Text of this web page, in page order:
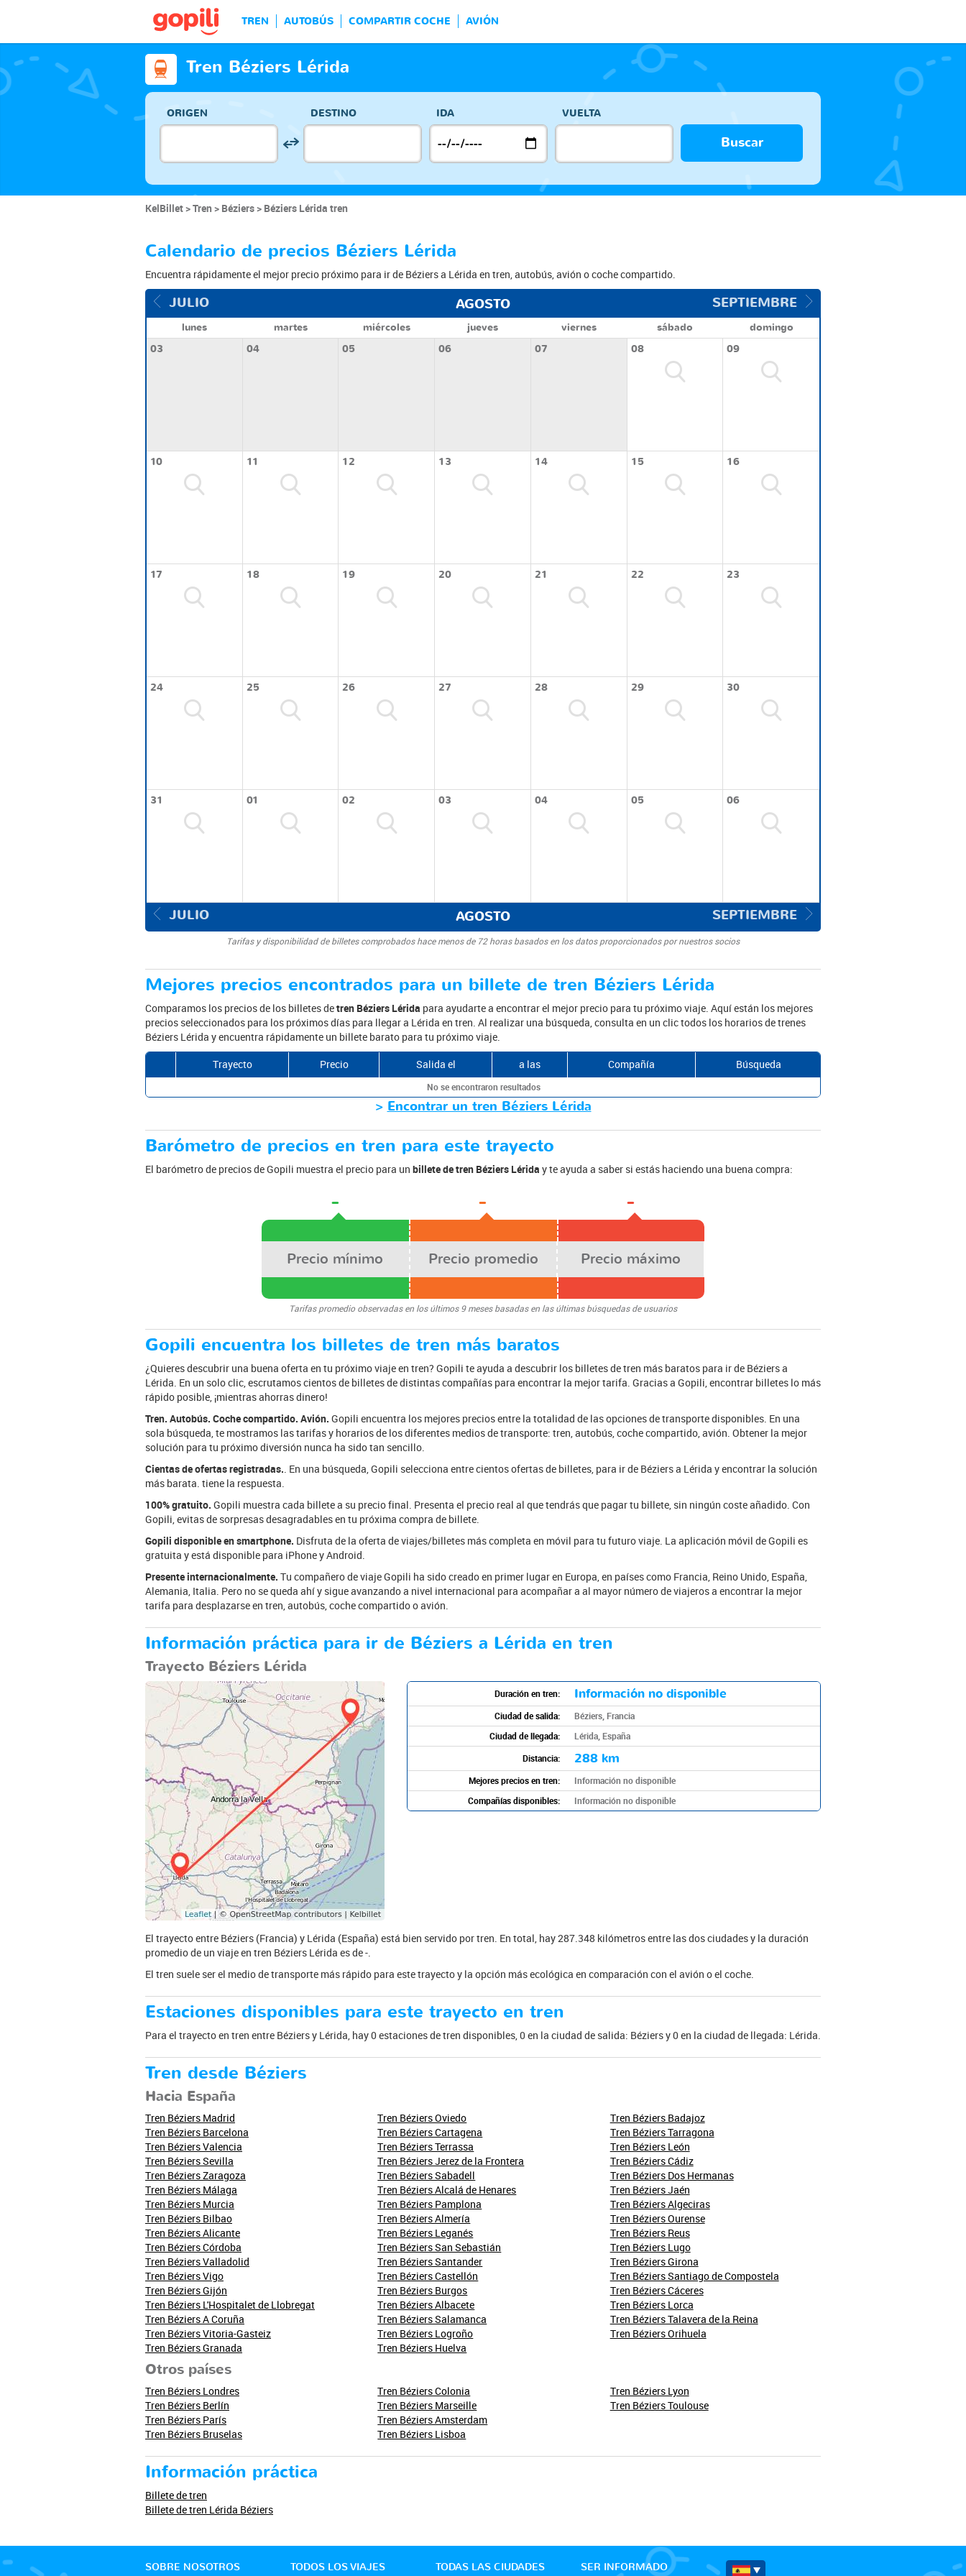
TREN AUTOBÚS COMPARTIR COCHE AVIÓN
Tren Béziers Lérida
ORIGEN DESTINO IDA VUELTA
Buscar
KelBillet Tren Béziers Béziers Lérida tren
Calendario de precios Béziers Lérida
Encuentra rápidamente el mejor precio próximo para ir de Béziers a Lérida en tren, autobús, avión o coche compartido.
JULIO SEPTIEMBRE
AGOSTO
lunes martes miércoles jueves viernes sábado
domingo
03
04 05 06 07 08 09
10 11 12 13 14 15 16
17 18 19 20 21 22 23
24 25 26 27 28 29 30
31 01 02 03 04 05 06
JULIO SEPTIEMBRE
AGOSTO
Tarifas y disponibilidad de billetes comprobados hace menos de 72 horas basados en los datos proporcionados por nuestros socios
Mejores precios encontrados para un billete de tren Béziers Lérida
Comparamos los precios de los billetes detren Béziers Lérida para ayudarte a encontrar el mejor precio para tu próximo viaje. Aquí están los mejores
precios seleccionados para los próximos días para llegar a Lérida en tren. Al realizar una búsqueda, consulta en un clic todos los horarios de trenes
Béziers Lérida y encuentra rápidamente un billete barato para tu próximo viaje.
Trayecto
Precio Salida el a las Compañía Búsqueda
No se encontraron resultados
> Encontrar un tren Béziers Lérida
Barómetro de precios en tren para este trayecto
El barómetro de precios de Gopili muestra el precio para un billete de tren Béziers Lérida y te ayuda a saber si estás haciendo una buena compra:
- - -
Precio mínimo Precio promedio Precio máximo
Tarifas promedio observadas en los últimos 9 meses basadas en las últimas búsquedas de usuarios
Gopili encuentra los billetes de tren más baratos
¿Quieres descubrir una buena oferta en tu próximo viaje en tren? Gopili te ayuda a descubrir los billetes de tren más baratos para ir de Béziers a
Lérida. En un solo clic, escrutamos cientos de billetes de distintas compañías para encontrar la mejor tarifa. Gracias a Gopili, encontrar billetes lo más
rápido posible, ¡mientras ahorras dinero!
Tren. Autobús. Coche compartido. Avión. Gopili encuentra los mejores precios entre la totalidad de las opciones de transporte disponibles. En una
sola búsqueda, te mostramos las tarifas y horarios de los diferentes medios de transporte: tren, autobús, coche compartido, avión. Obtener la mejor
solución para tu próximo diversión nunca ha sido tan sencillo.
Cientas de ofertas registradas. . En una búsqueda, Gopili selecciona entre cientos ofertas de billetes, para ir de Béziers a Lérida y encontrar la solución
más barata. tiene la respuesta.
100% gratuito. Gopili muestra cada billete a su precio final. Presenta el precio real al que tendrás que pagar tu billete, sin ningún coste añadido. Con
Gopili, evitas de sorpresas desagradables en tu próxima compra de billete.
Gopili disponible en smartphone. Disfruta de la oferta de viajes/billetes más completa en móvil para tu futuro viaje. La aplicación móvil de Gopili es
gratuita y está disponible para iPhone y Android.
Presente internacionalmente. Tu compañero de viaje Gopili ha sido creado en primer lugar en Europa, en países como Francia, Reino Unido, España,
Alemania, Italia. Pero no se queda ahí y sigue avanzando a nivel internacional para acompañar a al mayor número de viajeros a encontrar la mejor
tarifa para desplazarse en tren, autobús, coche compartido o avión.
Información práctica para ir de Béziers a Lérida en tren
Trayecto Béziers Lérida
Duración en tren: Información no disponible
Ciudad de salida:
Béziers, Francia
Ciudad de llegada:
Lérida, España
Distancia:
288 km
Mejores precios en tren:
Información no disponible
Compañías disponibles:
Información no disponible
El trayecto entre Béziers (Francia) y Lérida (España) está bien servido por tren. En total, hay 287.348 kilómetros entre las dos ciudades y la duración
promedio de un viaje en tren Béziers Lérida es de -.
El tren suele ser el medio de transporte más rápido para este trayecto y la opción más ecológica en comparación con el avión o el coche.
Estaciones disponibles para este trayecto en tren
Para el trayecto en tren entre Béziers y Lérida, hay 0 estaciones de tren disponibles, 0 en la ciudad de salida: Béziers y 0 en la ciudad de llegada: Lérida.
Tren desde Béziers
Hacia España
Tren Béziers Madrid
Tren Béziers Barcelona
Tren Béziers Valencia
Tren Béziers Sevilla
Tren Béziers Zaragoza
Tren Béziers Málaga
Tren Béziers Murcia
Tren Béziers Bilbao
Tren Béziers Alicante
Tren Béziers Córdoba
Tren Béziers Valladolid
Tren Béziers Vigo
Tren Béziers Gijón
Tren Béziers L'Hospitalet de Llobregat
Tren Béziers A Coruña
Tren Béziers Vitoria-Gasteiz
Tren Béziers Granada
Tren Béziers Oviedo
Tren Béziers Cartagena
Tren Béziers Terrassa
Tren Béziers Jerez de la Frontera
Tren Béziers Sabadell
Tren Béziers Alcalá de Henares
Tren Béziers Pamplona
Tren Béziers Almería
Tren Béziers Leganés
Tren Béziers San Sebastián
Tren Béziers Santander
Tren Béziers Castellón
Tren Béziers Burgos
Tren Béziers Albacete
Tren Béziers Salamanca
Tren Béziers Logroño
Tren Béziers Huelva
Tren Béziers Badajoz
Tren Béziers Tarragona
Tren Béziers León
Tren Béziers Cádiz
Tren Béziers Dos Hermanas
Tren Béziers Jaén
Tren Béziers Algeciras
Tren Béziers Ourense
Tren Béziers Reus
Tren Béziers Lugo
Tren Béziers Girona
Tren Béziers Santiago de Compostela
Tren Béziers Cáceres
Tren Béziers Lorca
Tren Béziers Talavera de la Reina
Tren Béziers Orihuela
Otros países
Tren Béziers Londres
Tren Béziers Berlín
Tren Béziers París
Tren Béziers Bruselas
Tren Béziers Colonia
Tren Béziers Marseille
Tren Béziers Amsterdam
Tren Béziers Lisboa
Tren Béziers Lyon
Tren Béziers Toulouse
Información práctica
Billete de tren
Billete de tren Lérida Béziers
SOBRE NOSOTROS TODOS LOS VIAJES TODAS LAS CIUDADES SER INFORMADO